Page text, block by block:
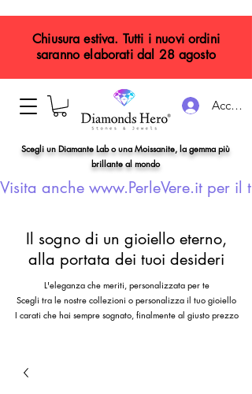
Accedi
Scegli un Diamante Lab o una Moissanite, la gemma più
brillante al mondo
Visita anche www.PerleVere.it per il
Chiusura estiva. Tutti i nuovi ordini
saranno elaborati dal 28 agosto
Il sogno di un gioiello eterno,
alla portata dei tuoi desideri
L'eleganza che meriti, personalizzata per te
Scegli tra le nostre collezioni o personalizza il tuo gioiello
I carati che hai sempre sognato, finalmente al giusto prezzo